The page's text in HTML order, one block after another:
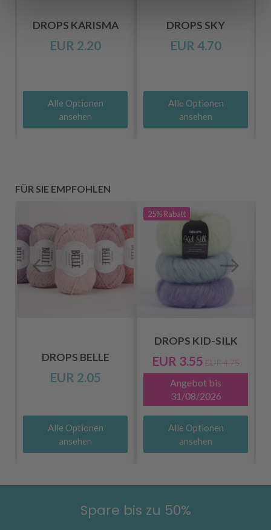
DROPS KARISMA
EUR 2.20
Alle Optionen
ansehen
DROPS SKY
EUR 4.70
Alle Optionen
ansehen
FÜR SIE EMPFOHLEN
DROPS BELLE
EUR 2.05
Alle Optionen
ansehen
25%Rabatt
DROPS KID-SILK
EUR 3.55 EUR 4.75
Angebot bis
31/08/2026
Alle Optionen
ansehen
Spare bis zu 50%